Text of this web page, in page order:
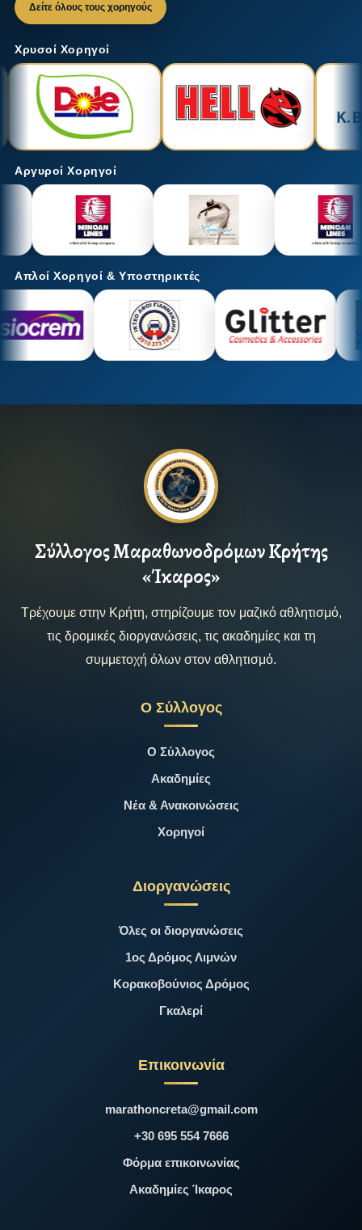
Δείτε όλους τους χορηγούς
Χρυσοί Χορηγοί
Αργυροί Χορηγοί
Απλοί Χορηγοί & Υποστηρικτές
Σύλλογος Μαραθωνοδρόμων Κρήτης
«Ίκαρος»
Τρέχουμε στην Κρήτη, στηρίζουμε τον μαζικό αθλητισμό,
τις δρομικές διοργανώσεις, τις ακαδημίες και τη
συμμετοχή όλων στον αθλητισμό.
Ο Σύλλογος
Ο Σύλλογος
Ακαδημίες
Νέα & Ανακοινώσεις
Χορηγοί
Διοργανώσεις
Όλες οι διοργανώσεις
1ος Δρόμος Λιμνών
Κορακοβούνιος Δρόμος
Γκαλερί
Επικοινωνία
marathoncreta@gmail.com
+30 695 554 7666
Φόρμα επικοινωνίας
Ακαδημίες Ίκαρος